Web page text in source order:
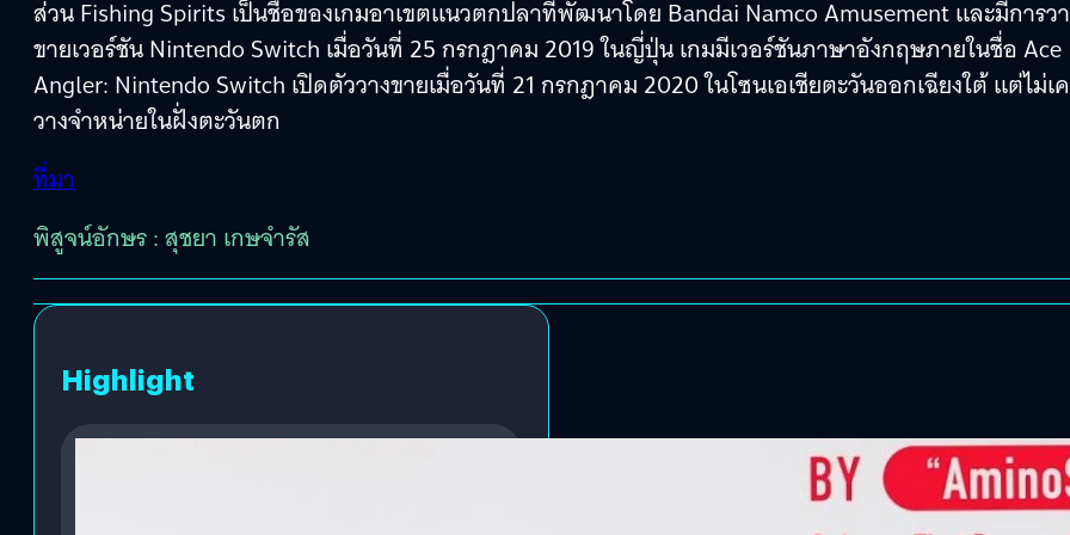
ส่วน Fishing Spirits เป็นชื่อของเกมอาเขตแนวตกปลาที่พัฒนาโดย Bandai Namco Amusement และมีการว
ขายเวอร์ชัน Nintendo Switch เมื่อวันที่ 25 กรกฎาคม 2019 ในญี่ปุ่น เกมมีเวอร์ชันภาษาอังกฤษภายในชื่อ Ace
Angler: Nintendo Switch เปิดตัววางขายเมื่อวันที่ 21 กรกฎาคม 2020 ในโซนเอเชียตะวันออกเฉียงใต้ แต่ไม่เ
วางจำหน่ายในฝั่งตะวันตก
ที่มา
พิสูจน์อักษร : สุชยา เกษจำรัส
Highlight